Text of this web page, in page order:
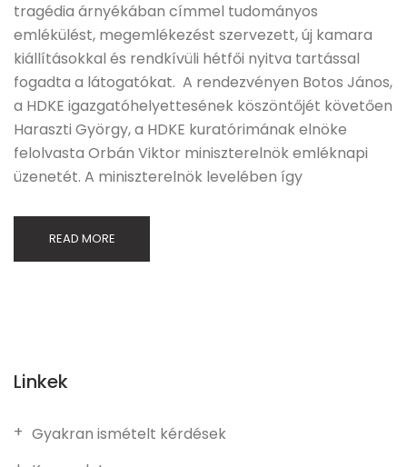
tragédia árnyékában címmel tudományos
emlékülést, megemlékezést szervezett, új kamara
kiállításokkal és rendkívüli hétfői nyitva tartással
fogadta a látogatókat. A rendezvényen Botos János,
a HDKE igazgatóhelyettesének köszöntőjét követően
Haraszti György, a HDKE kuratórimának elnöke
felolvasta Orbán Viktor miniszterelnök emléknapi
üzenetét. A miniszterelnök levelében így
READ MORE
Linkek
Gyakran ismételt kérdések